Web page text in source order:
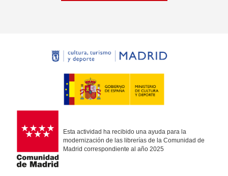
Esta actividad ha recibido una ayuda para la
modernización de las librerías de la Comunidad de
Madrid correspondiente al año 2025